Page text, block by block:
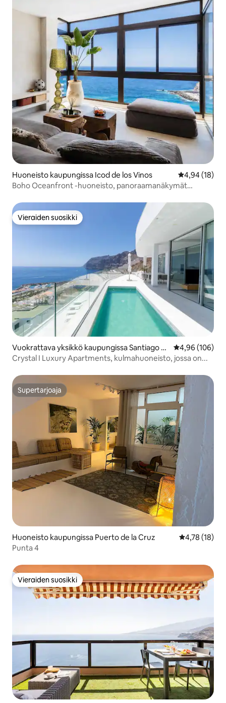
Huoneisto kaupungissa Icod de los Vinos
4,94 (18)
Boho Oceanfront -huoneisto, panoraamanäkymät
Vieraiden suosikki
Vieraiden suosikki
Vuokrattava yksikkö kaupungissa Santiago d
el Teide
4,96 (106)
Crystal I Luxury Apartments, kulmahuoneisto, jossa on...
Supertarjoaja
Supertarjoaja
Huoneisto kaupungissa Puerto de la Cruz
4,78 (18)
Punta 4
Vieraiden suosikki
Vieraiden suosikki